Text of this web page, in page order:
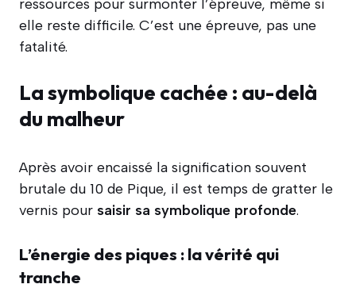
ressources pour surmonter l’épreuve, même si
elle reste difficile. C’est une épreuve, pas une
fatalité.
La symbolique cachée : au-delà
du malheur
Après avoir encaissé la signification souvent
brutale du 10 de Pique, il est temps de gratter le
vernis pour saisir sa symbolique profonde.
L’énergie des piques : la vérité qui
tranche